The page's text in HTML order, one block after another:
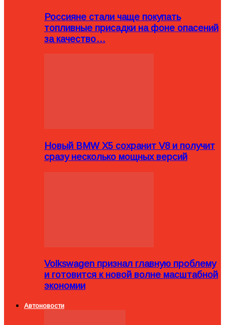
Россияне стали чаще покупать
топливные присадки на фоне опасений
за качество…
Новый BMW X5 сохранит V8 и получит
сразу несколько мощных версий
Volkswagen признал главную проблему
и готовится к новой волне масштабной
экономии
Автоновости